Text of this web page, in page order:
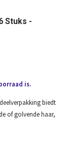
Stuks -
is.
biedt
of golvende haar,